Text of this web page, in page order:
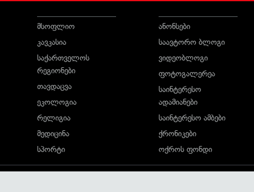
მსოფლიო
კავკასია
საქართველოს
რეგიონები
თავდაცვა
ეკოლოგია
რელიგია
მედიცინა
სპორტი
ანონსები
საავტორო ბლოგი
ვიდეობლოგი
ფოტოგალერეა
საინტერესო
ადამიანები
საინტერესო ამბები
ქრონიკები
ოქროს ფონდი